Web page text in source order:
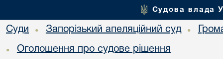
Судова влада
Суди • Запорізький апеляційний суд •
• Оголошення про судове рішення